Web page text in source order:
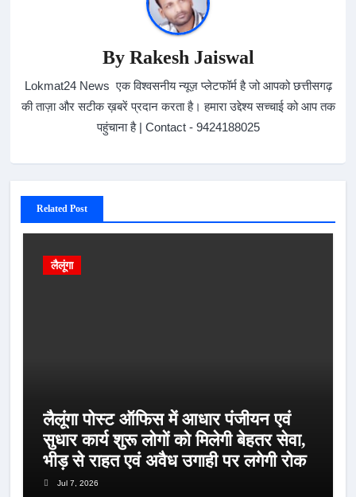
By Rakesh Jaiswal
Lokmat24 News एक विश्वसनीय न्यूज़ प्लेटफॉर्म है जो आपको छत्तीसगढ़
की ताज़ा और सटीक ख़बरें प्रदान करता है। हमारा उद्देश्य सच्चाई को आप तक
पहुंचाना है | Contact - 9424188025
Related Post
लैलूंगा
लैलूंगा पोस्ट ऑफिस में आधार पंजीयन एवं
सुधार कार्य शुरू लोगों को मिलेगी बेहतर सेवा,
भीड़ से राहत एवं अवैध उगाही पर लगेगी रोक
Jul 7, 2026